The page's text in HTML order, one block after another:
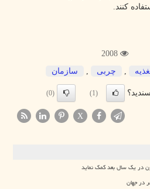
کنند.
, چربی , سازمان
(1)
(0)
X